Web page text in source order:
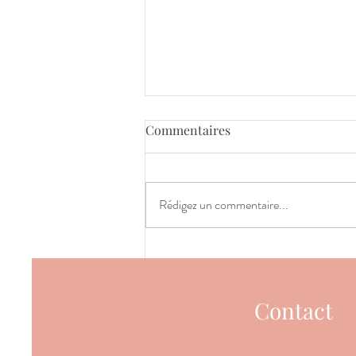
Commentaires
Rédigez un commentaire...
Contact